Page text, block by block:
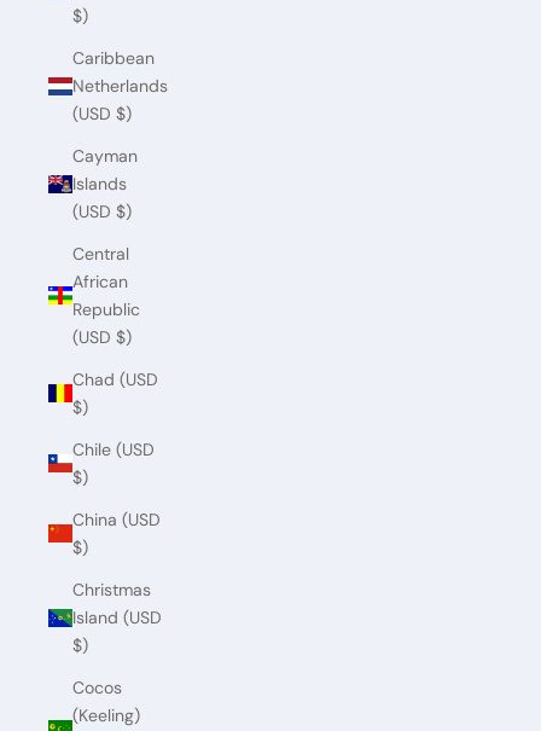
$)
Caribbean
Netherlands
(USD $)
Cayman
Islands
(USD $)
Central
African
Republic
(USD $)
Chad (USD
$)
Chile (USD
$)
China (USD
$)
Christmas
Island (USD
$)
Cocos
(Keeling)